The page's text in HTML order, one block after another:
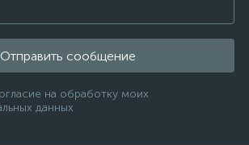
Отправить сообщение
на обработку моих
данных